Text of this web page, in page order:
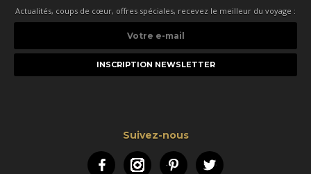
Actualités, coups de cœur, offres spéciales, recevez le meilleur du voyage :
e-
Suivez-nous
FacebookInstagramPinterestTwitter